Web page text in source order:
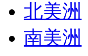
北美洲
南美洲